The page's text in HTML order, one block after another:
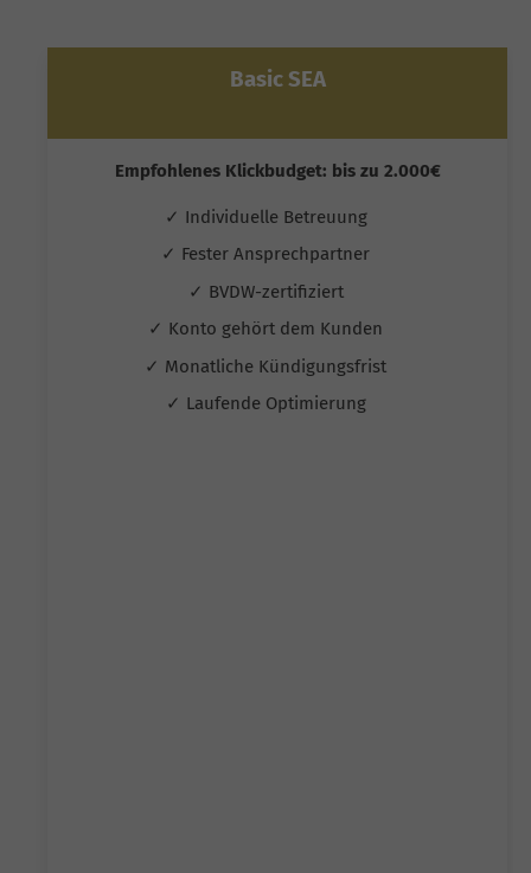
Basic SEA
Empfohlenes Klickbudget: bis zu 2.000€
✓ Individuelle Betreuung
✓ Fester Ansprechpartner
✓ BVDW-zertifiziert
✓ Konto gehört dem Kunden
✓ Monatliche Kündigungsfrist
✓ Laufende Optimierung